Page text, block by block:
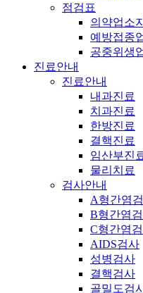
점검표
의약업소
예방접종
공중위생
진료안내
진료안내
내과진료
치과진료
한방진료
결핵진료
임산부진
물리치료
검사안내
A형간염
B형간염
C형간염
AIDS검사
성병검사
결핵검사
골밀도검